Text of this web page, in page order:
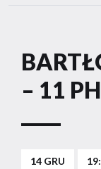
– 11
14 GRU